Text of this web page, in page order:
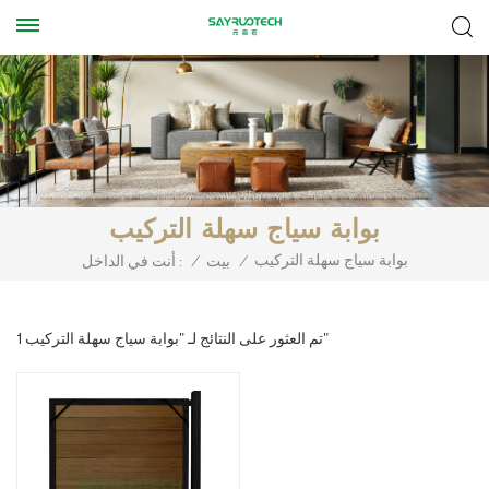
بوابة سياج سهلة التركيب
أنت في الداخل : / بيت / بوابة سياج سهلة التركيب
1 تم العثور على النتائج لـ "بوابة سياج سهلة التركيب"